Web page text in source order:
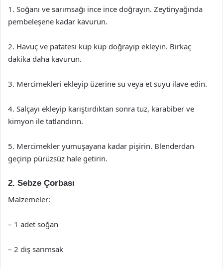
1. Soğanı ve sarımsağı ince ince doğrayın. Zeytinyağında
pembeleşene kadar kavurun.
2. Havuç ve patatesi küp küp doğrayıp ekleyin. Birkaç
dakika daha kavurun.
3. Mercimekleri ekleyip üzerine su veya et suyu ilave edin.
4. Salçayı ekleyip karıştırdıktan sonra tuz, karabiber ve
kimyon ile tatlandırın.
5. Mercimekler yumuşayana kadar pişirin. Blenderdan
geçirip pürüzsüz hale getirin.
2. Sebze Çorbası
Malzemeler:
– 1 adet soğan
– 2 diş sarımsak